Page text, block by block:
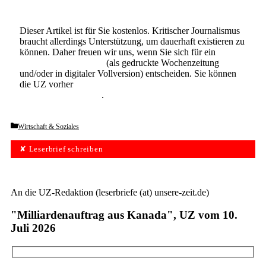
Dieser Artikel ist für Sie kostenlos. Kritischer Journalismus
braucht allerdings Unterstützung, um dauerhaft existieren zu
können. Daher freuen wir uns, wenn Sie sich für ein
(als gedruckte Wochenzeitung
und/oder in digitaler Vollversion) entscheiden. Sie können
die UZ vorher
.
Categories
Wirtschaft & Soziales
✘ Leserbrief schreiben
An die UZ-Redaktion (leserbriefe (at) unsere-zeit.de)
"Milliardenauftrag aus Kanada", UZ vom 10.
Juli 2026